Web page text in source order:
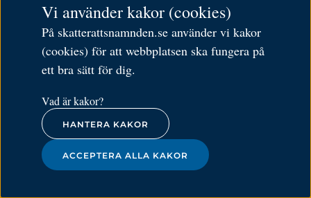
Vi använder kakor (cookies)
På skatterattsnamnden.se använder vi kakor
(cookies) för att webbplatsen ska fungera på
ett bra sätt för dig.
Vad är kakor?
HANTERA KAKOR
ACCEPTERA ALLA KAKOR
2026-05-08 | INKOMSTSKATT
Kvalificerade andelar,
utomståenderegeln
(Dnr 165-25/D)
Särskilt kvalificerade andelar har ansetts utgöra
kvalificerade andelar vid tillämpning av
utomståenderegeln.